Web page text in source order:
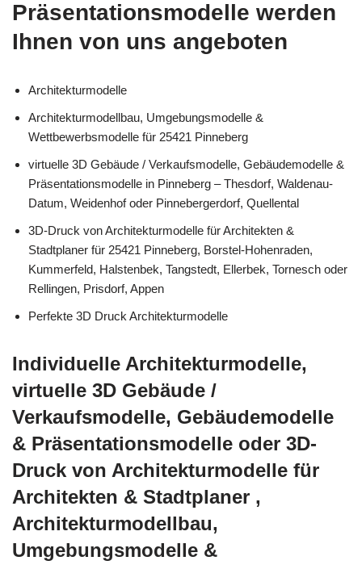
Präsentationsmodelle werden
Ihnen von uns angeboten
Architekturmodelle
Architekturmodellbau, Umgebungsmodelle &
Wettbewerbsmodelle für 25421 Pinneberg
virtuelle 3D Gebäude / Verkaufsmodelle, Gebäudemodelle &
Präsentationsmodelle in Pinneberg – Thesdorf, Waldenau-
Datum, Weidenhof oder Pinnebergerdorf, Quellental
3D-Druck von Architekturmodelle für Architekten &
Stadtplaner für 25421 Pinneberg, Borstel-Hohenraden,
Kummerfeld, Halstenbek, Tangstedt, Ellerbek, Tornesch oder
Rellingen, Prisdorf, Appen
Perfekte 3D Druck Architekturmodelle
Individuelle Architekturmodelle,
virtuelle 3D Gebäude /
Verkaufsmodelle, Gebäudemodelle
& Präsentationsmodelle oder 3D-
Druck von Architekturmodelle für
Architekten & Stadtplaner ,
Architekturmodellbau,
Umgebungsmodelle &